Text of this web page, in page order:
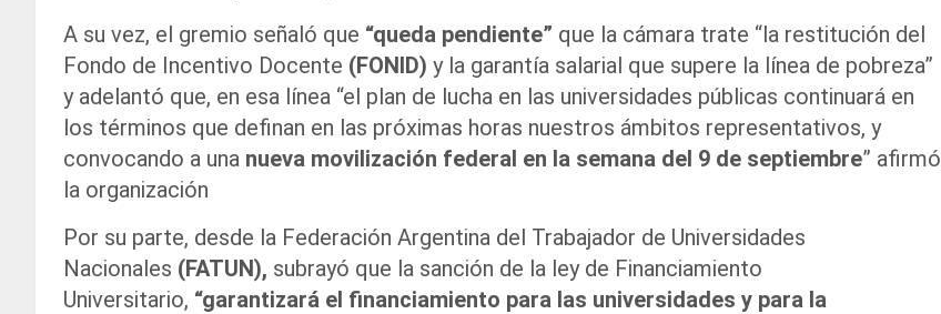
A su vez, el gremio señaló que “queda pendiente” que la cámara trate “la restitución del
Fondo de Incentivo Docente (FONID) y la garantía salarial que supere la línea de pobreza”
y adelantó que, en esa línea “el plan de lucha en las universidades públicas continuará en
los términos que definan en las próximas horas nuestros ámbitos representativos, y
convocando a una nueva movilización federal en la semana del 9 de septiembre” afirmó
la organización
Por su parte, desde la Federación Argentina del Trabajador de Universidades
Nacionales (FATUN), subrayó que la sanción de la ley de Financiamiento
Universitario, “garantizará el financiamiento para las universidades y para la